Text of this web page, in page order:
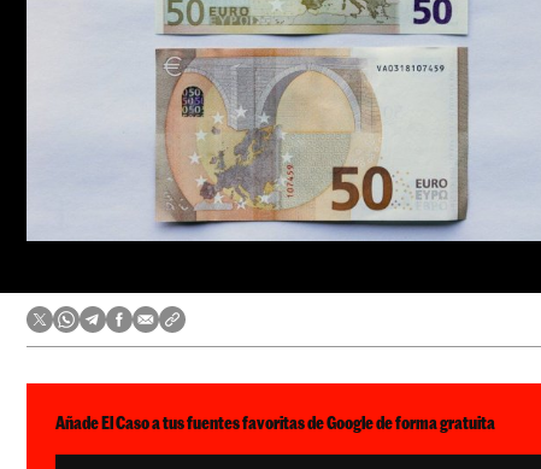
Añade El Caso a tus fuentes favoritas de Google de forma gratuita